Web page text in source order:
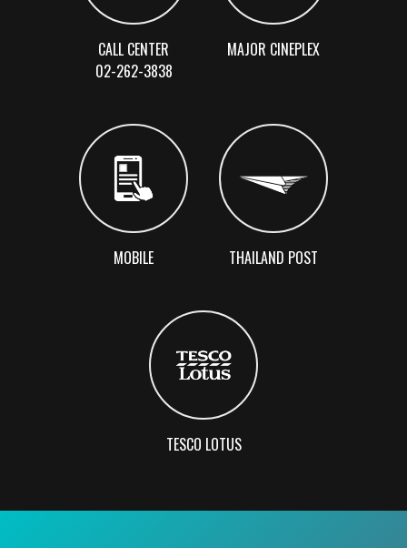
CALL CENTER
02-262-3838
MAJOR CINEPLEX
MOBILE THAILAND POST
TESCO LOTUS